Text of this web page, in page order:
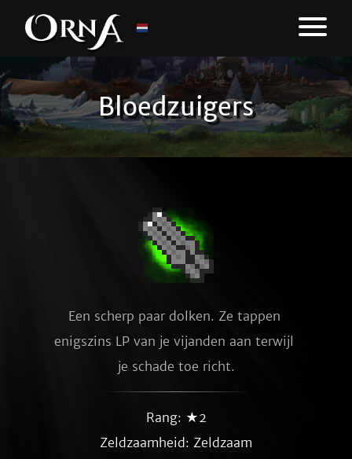
Bloedzuigers
Een scherp paar dolken. Ze tappen
enigszins LP van je vijanden aan terwijl
je schade toe richt.
Rang: ★2
Zeldzaamheid: Zeldzaam